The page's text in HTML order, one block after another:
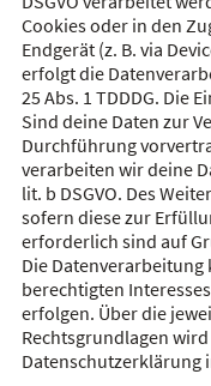
Cookies oder in den
Endgerät (z. B. via
erfolgt die
25 Abs. 1 TDDDG. Die
Sind deine Daten zur
Durchführung
verarbeiten wir deine
lit. b DSGVO. Des
sofern diese zur
erforderlich sind auf
Die
berechtigten
erfolgen. Über die
Rechtsgrundlagen
Datenschutzerklärung